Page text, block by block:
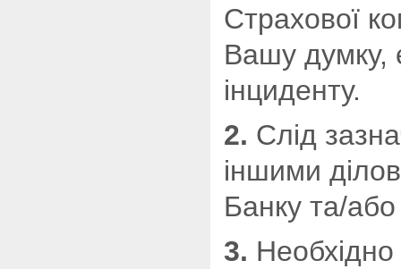
Страхової
Вашу думку,
інциденту.
2. Слід
іншими
Банку та/або
3.